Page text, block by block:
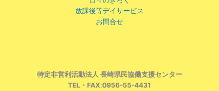
放課後等デイサービス
お問合せ
特定非営利活動法人 長崎県民協働支援センター
TEL・FAX:0956-55-4431